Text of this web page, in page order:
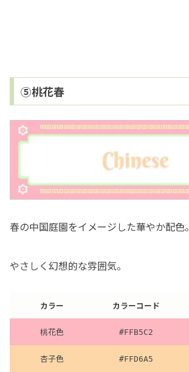
⑤桃花春
春の中国庭園をイメージした華やか配色。
やさしく幻想的な雰囲気。
カラー カラーコード
桃花色 #FFB5C2
杏子色 #FFD6A5